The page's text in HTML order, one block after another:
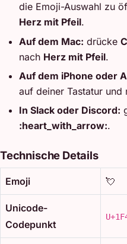
die Emoji-Auswahl zu
Herz mit Pfeil.
Auf dem Mac: drücke
nach Herz mit Pfeil.
Auf dem iPhone oder
auf deiner Tastatur und
In Slack oder Discord:
:heart_with_arrow:.
Technische Details
Emoji 💘
Unicode-
Codepunkt